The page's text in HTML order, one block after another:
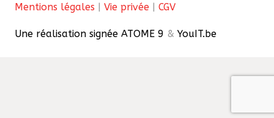
Mentions légales | Vie privée | CGV
Une réalisation signée ATOME 9 & YouIT.be